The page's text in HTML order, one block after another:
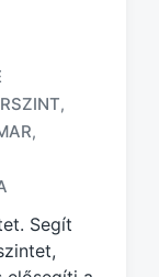
,
,
Segít